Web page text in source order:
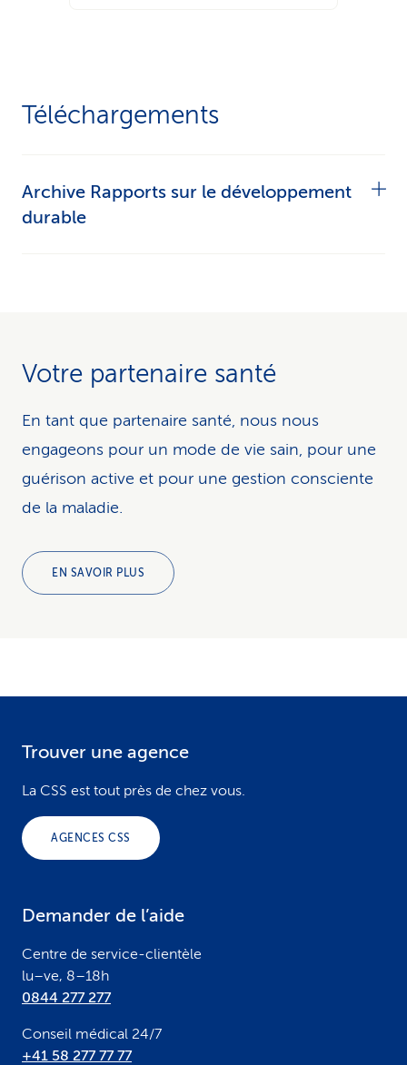
Téléchargements
Archive Rapports sur le développement
durable
Rapport sur le développement durable 2023
Votre partenaire santé
En tant que partenaire santé, nous nous
engageons pour un mode de vie sain, pour une
guérison active et pour une gestion consciente
de la maladie.
EN SAVOIR PLUS
Trouver une agence
La CSS est tout près de chez vous.
AGENCES CSS
Demander de l’aide
Centre de service-clientèle
lu–ve, 8–18h
0844 277 277
Conseil médical 24/7
+41 58 277 77 77